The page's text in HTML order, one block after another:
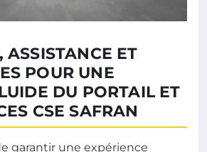
ASSISTANCE ET
POUR UNE
DU PORTAIL ET
CSE SAFRAN
garantir une expérience